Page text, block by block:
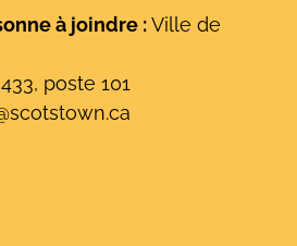
à joindre :Ville de
poste 101